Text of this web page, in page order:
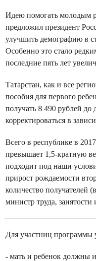
Идею помогать молодым
предложил президент
улучшить демографию в
Особенно это стало
последние пять лет
Татарстан, как и все
пособия для первого
получать 8 490 рублей
корректироваться в
Всего в республике в
превышает 1,5-кратную
подходит под наши
прирост рождаемости
количество получателей
министр труда,
Для участниц программы
- мать и ребенок должны